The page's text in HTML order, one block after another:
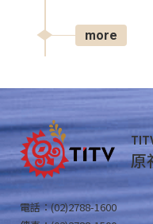
more
原
電話：(02)2788-1600